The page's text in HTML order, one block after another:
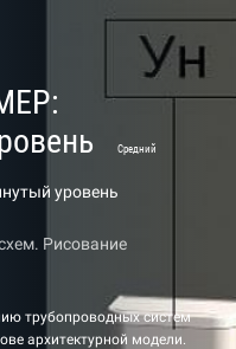
Средний
уровень
Рисование
трубопроводных систем
архитектурной модели.